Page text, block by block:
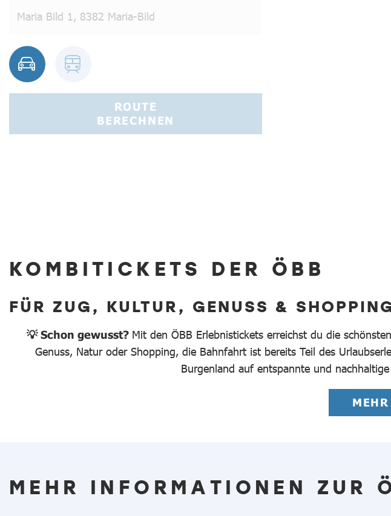
ROUTE
BERECHNEN
KOMBITICKETS DER ÖBB
FÜR ZUG, KULTUR, GENUSS &
💡 Schon gewusst? Mit den ÖBB Erlebnistickets erreichst du die
Genuss, Natur oder Shopping, die Bahnfahrt ist bereits Teil des
Burgenland auf entspannte und
MEHR INFORMATIONEN ZUR